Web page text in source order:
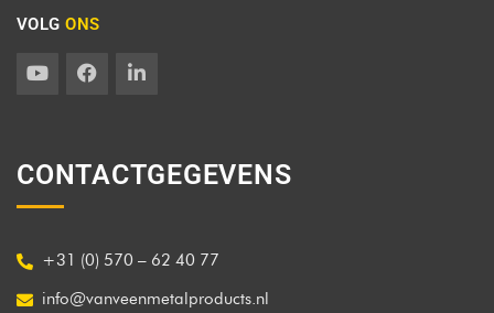
VOLGONS
CONTACTGEGEVENS
+31 (0) 570 – 62 40 77
info@vanveenmetalproducts.nl